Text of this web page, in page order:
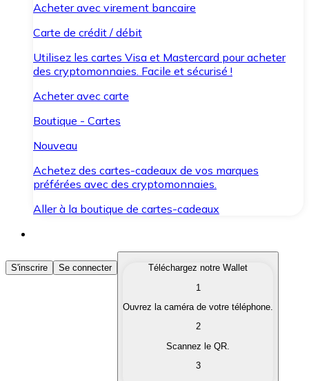
Acheter avec virement bancaire
Carte de crédit / débit
Utilisez les cartes Visa et Mastercard pour acheter
des cryptomonnaies. Facile et sécurisé !
Acheter avec carte
Boutique - Cartes
Nouveau
Achetez des cartes-cadeaux de vos marques
préférées avec des cryptomonnaies.
Aller à la boutique de cartes-cadeaux
Acheter des Cryptomonnaies
Achetez les cryptomonnaies qui vous intéressent
Convertissez vos cryptomonnaies en monnaie
S'inscrire Se connecter
Téléchargez notre Wallet
1
Ouvrez la caméra de votre téléphone.
2
Scannez le QR.
3